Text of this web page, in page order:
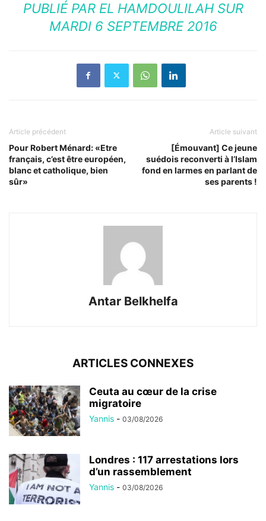
PUBLIÉ PAR EL HAMDOULILAHSUR
MARDI 6 SEPTEMBRE 2016
Article précédent
Pour Robert Ménard: «Etre
français, c’est être européen,
blanc et catholique, bien
sûr»
Article suivant
[Émouvant] Ce jeune
suédois reconverti à l’Islam
fond en larmes en parlant de
ses parents !
Antar Belkhelfa
ARTICLES CONNEXES
Ceuta au cœur de la crise
migratoire
Yannis - 03/08/2026
Londres : 117 arrestations lors
d’un rassemblement
Yannis - 03/08/2026